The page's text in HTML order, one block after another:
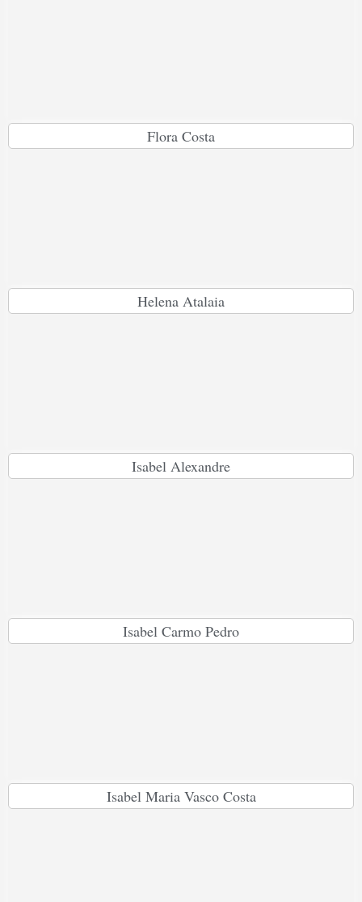
Flora Costa
Helena Atalaia
Isabel Alexandre
Isabel Carmo Pedro
Isabel Maria Vasco Costa